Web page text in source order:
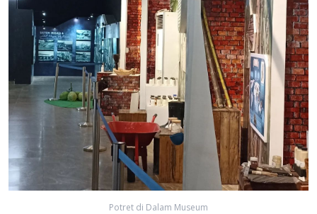
Potret di Dalam Museum